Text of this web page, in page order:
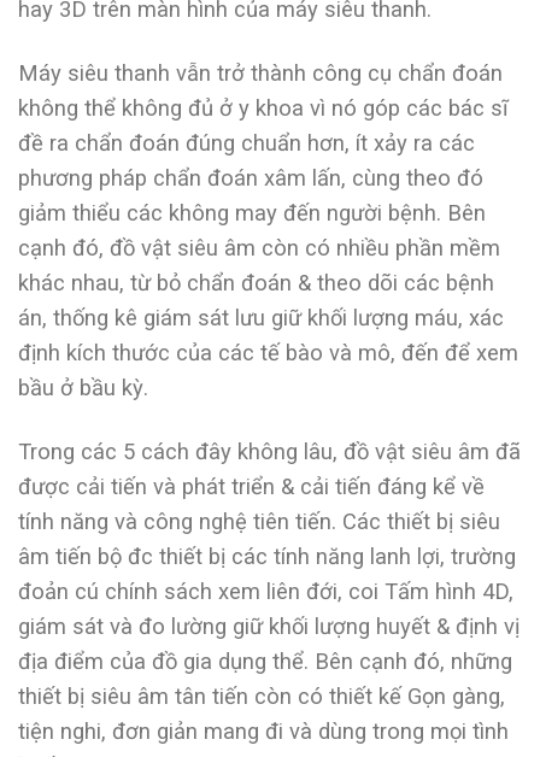
hay 3D trên màn hình của máy siêu thanh.
Máy siêu thanh vẫn trở thành công cụ chẩn đoán
không thể không đủ ở y khoa vì nó góp các bác sĩ
đề ra chẩn đoán đúng chuẩn hơn, ít xảy ra các
phương pháp chẩn đoán xâm lấn, cùng theo đó
giảm thiểu các không may đến người bệnh. Bên
cạnh đó, đồ vật siêu âm còn có nhiều phần mềm
khác nhau, từ bỏ chẩn đoán & theo dõi các bệnh
án, thống kê giám sát lưu giữ khối lượng máu, xác
định kích thước của các tế bào và mô, đến để xem
bầu ở bầu kỳ.
Trong các 5 cách đây không lâu, đồ vật siêu âm đã
được cải tiến và phát triển & cải tiến đáng kể về
tính năng và công nghệ tiên tiến. Các thiết bị siêu
âm tiến bộ đc thiết bị các tính năng lanh lợi, trường
đoản cú chính sách xem liên đới, coi Tấm hình 4D,
giám sát và đo lường giữ khối lượng huyết & định vị
địa điểm của đồ gia dụng thể. Bên cạnh đó, những
thiết bị siêu âm tân tiến còn có thiết kế Gọn gàng,
tiện nghi, đơn giản mang đi và dùng trong mọi tình